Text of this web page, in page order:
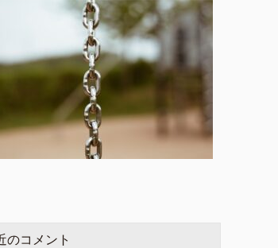
のコメント